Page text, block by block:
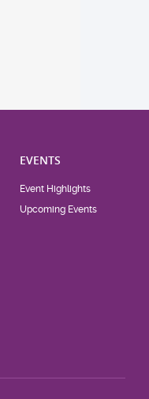
EVENTS
Event Highlights
Upcoming Events